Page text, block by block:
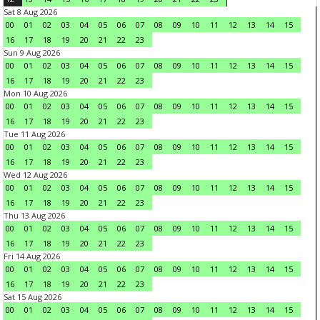
Sat 8 Aug 2026
00
01 02 03 04 05 06 07 08 09 10 11 12 13 14
15
16
17 18 19 20 21 22
23
Sun 9 Aug 2026
00
01 02 03 04 05 06 07 08 09 10 11 12 13 14
15
16
17 18 19 20 21 22
23
Mon 10 Aug 2026
00
01 02 03 04 05 06 07 08 09 10 11 12 13 14
15
16
17 18 19 20 21 22
23
Tue 11 Aug 2026
00
01 02 03 04 05 06 07 08 09 10 11 12 13 14
15
16
17 18 19 20 21 22
23
Wed 12 Aug 2026
00
01 02 03 04 05 06 07 08 09 10 11 12 13 14
15
16
17 18 19 20 21 22
23
Thu 13 Aug 2026
00
01 02 03 04 05 06 07 08 09 10 11 12 13 14
15
16
17 18 19 20 21 22
23
Fri 14 Aug 2026
00
01 02 03 04 05 06 07 08 09 10 11 12 13 14
15
16
17 18 19 20 21 22
23
Sat 15 Aug 2026
00
01 02 03 04 05 06 07 08 09 10 11 12 13 14
15